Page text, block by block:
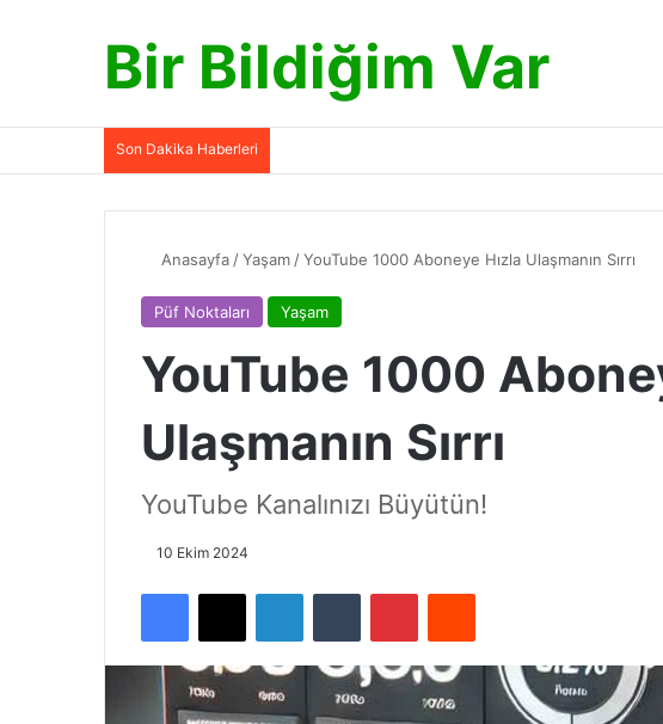
Bir Bildiğim Var
Son Dakika Haberleri
Anasayfa /Yaşam /YouTube 1000 Aboneye Hızla Ulaşmanın Sırrı
Püf Noktaları Yaşam
YouTube 1000
Ulaşmanın Sırrı
YouTube Kanalınızı Büyütün!
10 Ekim 2024